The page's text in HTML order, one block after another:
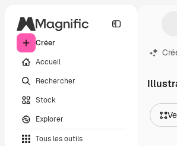
Créer
Accueil
Rechercher
Stock
Explorer
Tous les outils